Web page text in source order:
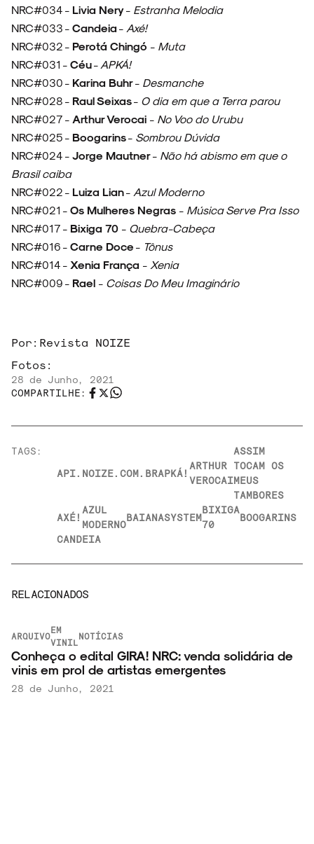
NRC#034 - Livia Nery- Estranha Melodia
NRC#033 - Candeia - Axé!
NRC#032 - Perotá Chingó - Muta
NRC#031 - Céu- APKÁ!
NRC#030 - Karina Buhr- Desmanche
NRC#028 - Raul Seixas- O dia em que a Terra parou
NRC#027 - Arthur Verocai - No Voo do Urubu
NRC#025 - Boogarins- Sombrou Dúvida
NRC#024 - Jorge Mautner- Não há abismo em que o
Brasil caiba
NRC#022 - Luiza Lian- Azul Moderno
NRC#021 - Os Mulheres Negras - Música Serve Pra Isso
NRC#017 - Bixiga 70 - Quebra-Cabeça
NRC#016 - Carne Doce - Tônus
NRC#014 - Xenia França - Xenia
NRC#009 - Rael - Coisas Do Meu Imaginário
Por: Revista NOIZE
Fotos:
28 de Junho, 2021
COMPARTILHE:
TAGS:
API.NOIZE.COM.BRAPKÁ!
ARTHUR
VEROCAI
ASSIM
TOCAM OS
MEUS
TAMBORES
AXÉ!
AZUL
MODERNO
BAIANASYSTEM
BIXIGA
70
BOOGARINS
CANDEIA
RELACIONADOS
ARQUIVO
EM
VINIL
NOTÍCIAS
Conheça o edital GIRA! NRC: venda solidária de
vinis em prol de artistas emergentes
28 de Junho, 2021